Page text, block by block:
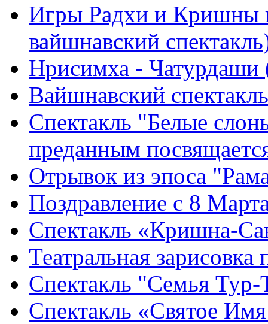
Игры Радхи и Кришны
вайшнавский
Нрисимха - Чатурдаши
Вайшнавский
Спектакль "Белые
преданным
Отрывок из эпоса
Поздравление с 8
Спектакль «Кришна-
Театральная
Спектакль "Семья Тур-
Спектакль «Святое